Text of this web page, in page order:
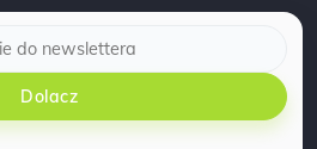
Dolacz